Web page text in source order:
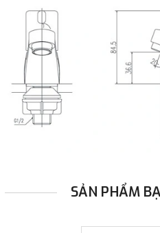
khách, chúng tôi sẽ thực
SẢN PHẨM